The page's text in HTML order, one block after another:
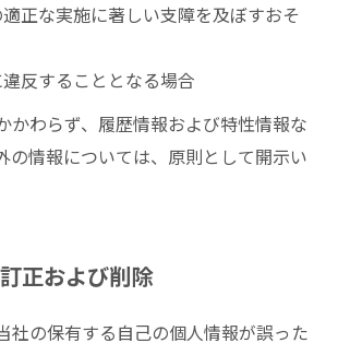
正な実施に著しい支障を及ぼすおそ
反することとなる場合
かわらず、履歴情報および特性情報な
の情報については、原則として開示い
正および削除
社の保有する自己の個人情報が誤った